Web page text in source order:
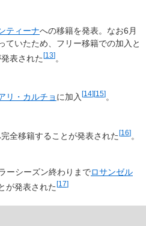
ティーナへの移籍を発表。なお6月
ていたため、フリー移籍での加入と
表された [13] 。
リ・カルチョ に加入 [14][15] 。
全移籍することが発表された[16]。
ーシーズン終わりまでロサンゼル
が発表された[17]